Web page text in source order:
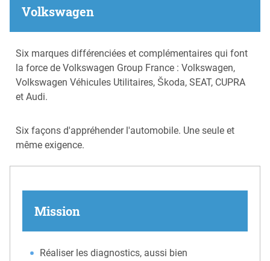
Volkswagen
Six marques différenciées et complémentaires qui font
la force de Volkswagen Group France : Volkswagen,
Volkswagen Véhicules Utilitaires, Škoda, SEAT, CUPRA
et Audi.
Six façons d'appréhender l'automobile. Une seule et
même exigence.
Mission
Réaliser les diagnostics, aussi bien